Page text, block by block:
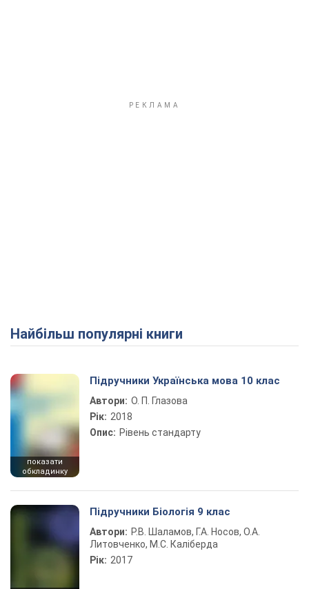
Найбільш популярні книги
показати
обкладинку
Підручники Українська мова 10 клас
Автори: О. П. Глазова
Рік: 2018
Опис: Рівень стандарту
Підручники Біологія 9 клас
Автори: Р.В. Шаламов, Г.А. Носов, О.А.
Литовченко, М.С. Каліберда
Рік: 2017